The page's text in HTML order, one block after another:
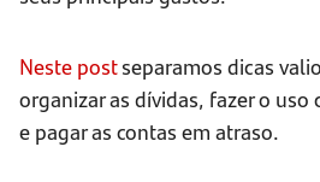
Neste postseparamos dicas
organizar as dívidas, fazer o
e pagar as contas em atraso.